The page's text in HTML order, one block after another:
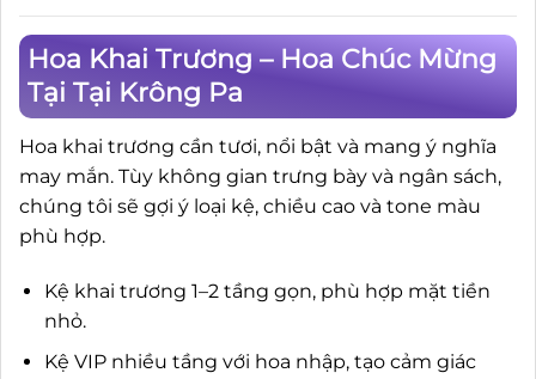
Hoa Khai Trương – Hoa Chúc Mừng
Tại Tại Krông Pa
Hoa khai trương cần tươi, nổi bật và mang ý nghĩa
may mắn. Tùy không gian trưng bày và ngân sách,
chúng tôi sẽ gợi ý loại kệ, chiều cao và tone màu
phù hợp.
Kệ khai trương 1–2 tầng gọn, phù hợp mặt tiền
nhỏ.
Kệ VIP nhiều tầng với hoa nhập, tạo cảm giác